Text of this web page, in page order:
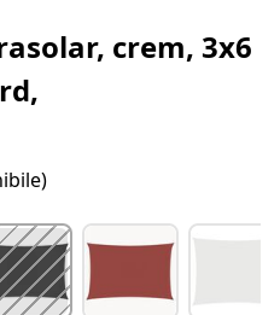
crem, 3x6